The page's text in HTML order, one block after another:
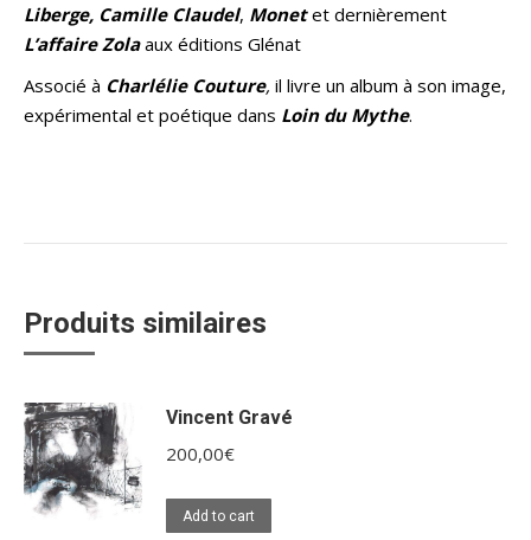
Liberge, Camille Claudel, Monetet dernièrement
L’affaire Zolaaux éditions Glénat
Associé à CharlélieCouture, il livre un album à son image,
expérimental et poétique dans Loin du Mythe.
Produits similaires
Vincent Gravé
200,00€
Add to cart